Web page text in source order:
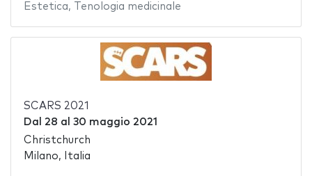
Estetica, Tenologia medicinale
SCARS 2021
Dal 28 al 30 maggio 2021
Christchurch
Milano, Italia